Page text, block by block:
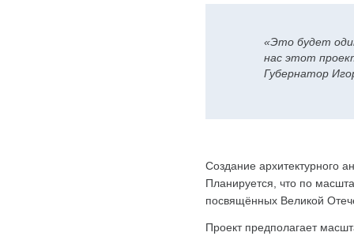
«Это будет
нас этот
Губернатор
Создание архитектурного
Планируется, что по
посвящённых Великой
Проект предполагает